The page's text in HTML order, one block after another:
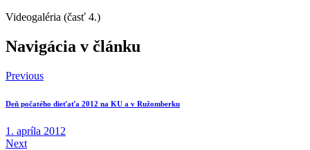
Videogaléria (časť 4.)
Navigácia v článku
Previous
Deň počatého dieťaťa 2012 na KU a v Ružomberku
1. apríla 2012
Next